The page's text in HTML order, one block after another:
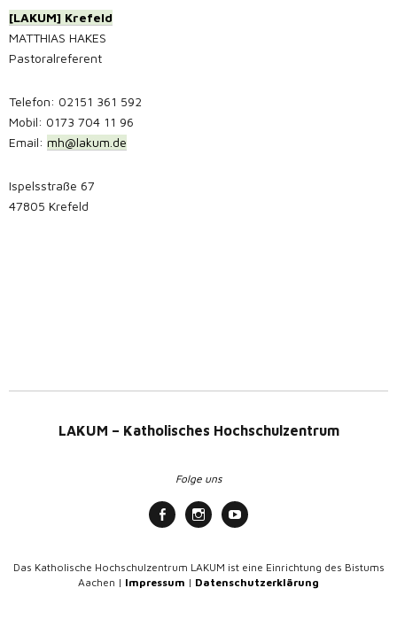
[LAKUM] Krefeld
MATTHIAS HAKES
Pastoralreferent
Telefon: 02151 361 592
Mobil: 0173 704 11 96
Email: mh@lakum.de
Ispelsstraße 67
47805 Krefeld
LAKUM – Katholisches Hochschulzentrum
Folge uns
Das Katholische Hochschulzentrum LAKUM ist eine Einrichtung des Bistums
Aachen | Impressum | Datenschutzerklärung